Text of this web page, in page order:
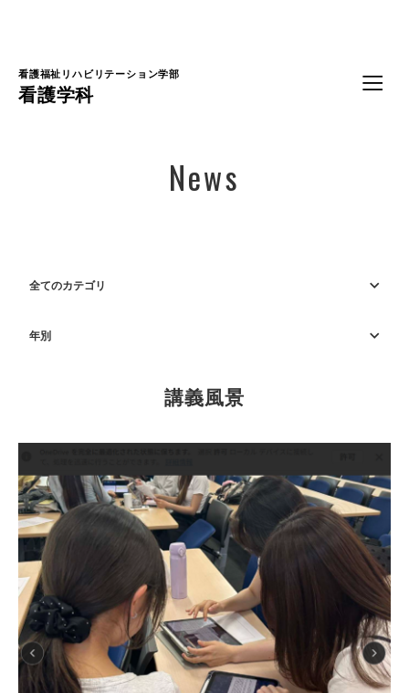
看護福祉リハビリテーション学部
看護学科
News
全てのカテゴリ
年別
講義風景